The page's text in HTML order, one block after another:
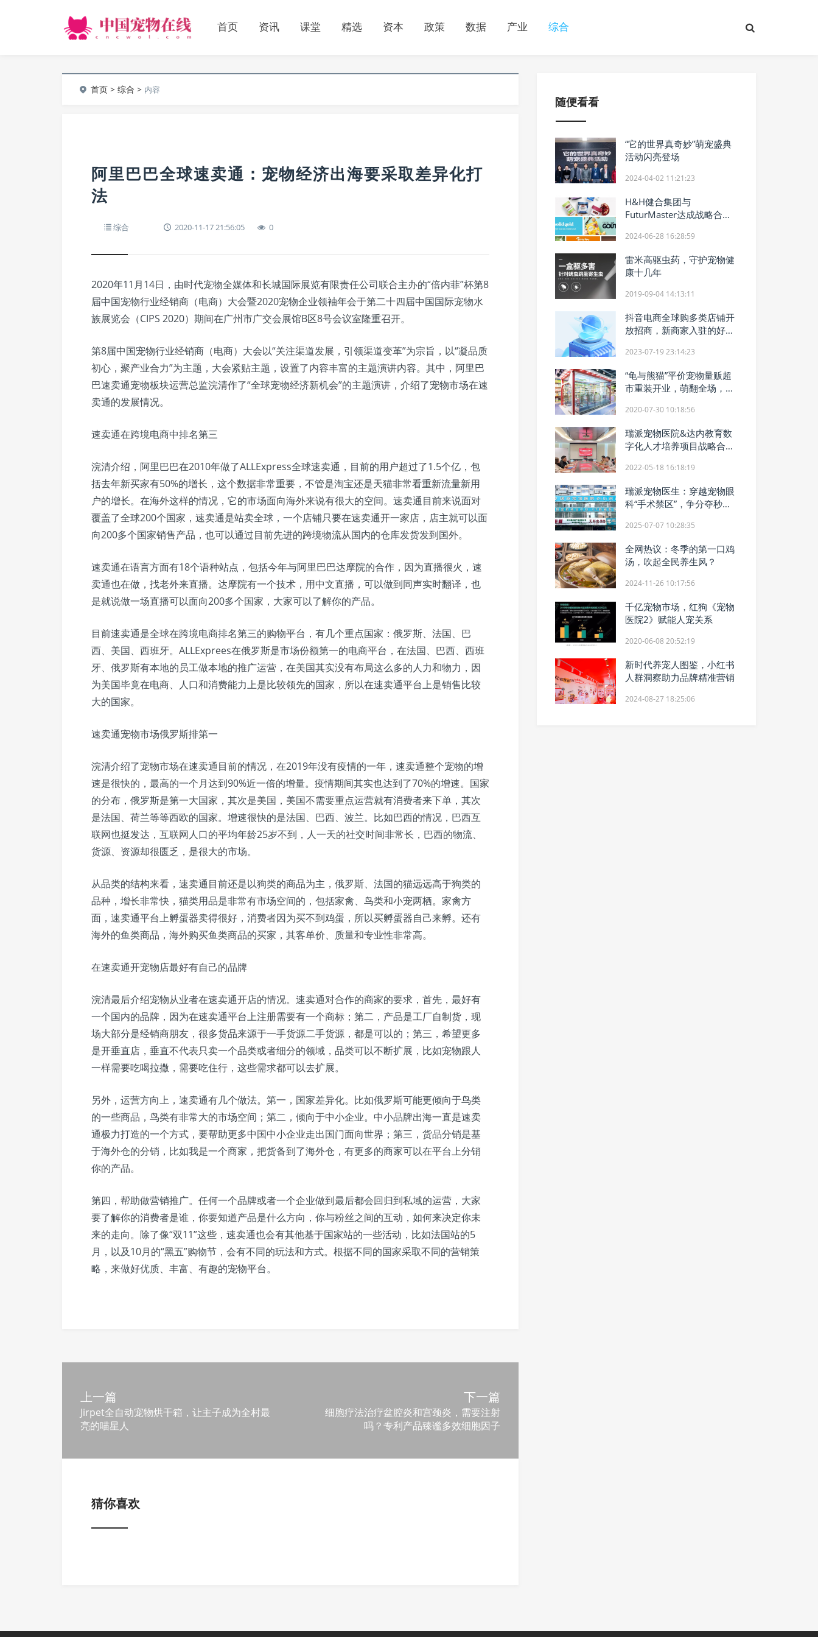
首页 资讯 课堂 精选 资本 政策 数据 产业 综合
首页 >综合 > 内容
阿里巴巴全球速卖通：宠物经济出海要采取差异化打
法
综合 2020-11-17 21:56:05 0
2020年11月14日，由时代宠物全媒体和长城国际展览有限责任公司联合主办的“倍内菲”杯第8
届中国宠物行业经销商（电商）大会暨2020宠物企业领袖年会于第二十四届中国国际宠物水
族展览会（CIPS 2020）期间在广州市广交会展馆B区8号会议室隆重召开。
第8届中国宠物行业经销商（电商）大会以“关注渠道发展，引领渠道变革”为宗旨，以“凝品质
初心，聚产业合力”为主题，大会紧贴主题，设置了内容丰富的主题演讲内容。其中，阿里巴
巴速卖通宠物板块运营总监浣清作了“全球宠物经济新机会”的主题演讲，介绍了宠物市场在速
卖通的发展情况。
速卖通在跨境电商中排名第三
浣清介绍，阿里巴巴在2010年做了ALLExpress全球速卖通，目前的用户超过了1.5个亿，包
括去年新买家有50%的增长，这个数据非常重要，不管是淘宝还是天猫非常看重新流量新用
户的增长。在海外这样的情况，它的市场面向海外来说有很大的空间。速卖通目前来说面对
覆盖了全球200个国家，速卖通是站卖全球，一个店铺只要在速卖通开一家店，店主就可以面
向200多个国家销售产品，也可以通过目前先进的跨境物流从国内的仓库发货发到国外。
速卖通在语言方面有18个语种站点，包括今年与阿里巴巴达摩院的合作，因为直播很火，速
卖通也在做，找老外来直播。达摩院有一个技术，用中文直播，可以做到同声实时翻译，也
是就说做一场直播可以面向200多个国家，大家可以了解你的产品。
目前速卖通是全球在跨境电商排名第三的购物平台，有几个重点国家：俄罗斯、法国、巴
西、美国、西班牙。ALLExprees在俄罗斯是市场份额第一的电商平台，在法国、巴西、西班
牙、俄罗斯有本地的员工做本地的推广运营，在美国其实没有布局这么多的人力和物力，因
为美国毕竟在电商、人口和消费能力上是比较领先的国家，所以在速卖通平台上是销售比较
大的国家。
速卖通宠物市场俄罗斯排第一
浣清介绍了宠物市场在速卖通目前的情况，在2019年没有疫情的一年，速卖通整个宠物的增
速是很快的，最高的一个月达到90%近一倍的增量。疫情期间其实也达到了70%的增速。国家
的分布，俄罗斯是第一大国家，其次是美国，美国不需要重点运营就有消费者来下单，其次
是法国、荷兰等等西欧的国家。增速很快的是法国、巴西、波兰。比如巴西的情况，巴西互
联网也挺发达，互联网人口的平均年龄25岁不到，人一天的社交时间非常长，巴西的物流、
货源、资源却很匮乏，是很大的市场。
从品类的结构来看，速卖通目前还是以狗类的商品为主，俄罗斯、法国的猫远远高于狗类的
品种，增长非常快，猫类用品是非常有市场空间的，包括家禽、鸟类和小宠两栖。家禽方
面，速卖通平台上孵蛋器卖得很好，消费者因为买不到鸡蛋，所以买孵蛋器自己来孵。还有
海外的鱼类商品，海外购买鱼类商品的买家，其客单价、质量和专业性非常高。
在速卖通开宠物店最好有自己的品牌
浣清最后介绍宠物从业者在速卖通开店的情况。速卖通对合作的商家的要求，首先，最好有
一个国内的品牌，因为在速卖通平台上注册需要有一个商标；第二，产品是工厂自制货，现
场大部分是经销商朋友，很多货品来源于一手货源二手货源，都是可以的；第三，希望更多
是开垂直店，垂直不代表只卖一个品类或者细分的领域，品类可以不断扩展，比如宠物跟人
一样需要吃喝拉撒，需要吃住行，这些需求都可以去扩展。
另外，运营方向上，速卖通有几个做法。第一，国家差异化。比如俄罗斯可能更倾向于鸟类
的一些商品，鸟类有非常大的市场空间；第二，倾向于中小企业。中小品牌出海一直是速卖
通极力打造的一个方式，要帮助更多中国中小企业走出国门面向世界；第三，货品分销是基
于海外仓的分销，比如我是一个商家，把货备到了海外仓，有更多的商家可以在平台上分销
你的产品。
第四，帮助做营销推广。任何一个品牌或者一个企业做到最后都会回归到私域的运营，大家
要了解你的消费者是谁，你要知道产品是什么方向，你与粉丝之间的互动，如何来决定你未
来的走向。除了像“双11”这些，速卖通也会有其他基于国家站的一些活动，比如法国站的5
月，以及10月的“黑五”购物节，会有不同的玩法和方式。根据不同的国家采取不同的营销策
略，来做好优质、丰富、有趣的宠物平台。
上一篇
Jirpet全自动宠物烘干箱，让主子成为全村最
亮的喵星人
下一篇
细胞疗法治疗盆腔炎和宫颈炎，需要注射
吗？专利产品臻谧多效细胞因子
猜你喜欢
随便看看
“它的世界真奇妙”萌宠盛典
活动闪亮登场
2024-04-02 11:21:23
H&H健合集团与
FuturMaster达成战略合
2024-06-28 16:28:59
雷米高驱虫药，守护宠物健
康十几年
2019-09-04 14:13:11
抖音电商全球购多类店铺开
放招商，新商家入驻的好时
2023-07-19 23:14:23
“龟与熊猫”平价宠物量贩超
市重装开业，萌翻全场，开
2020-07-30 10:18:56
瑞派宠物医院&达内教育数
字化人才培养项目战略合作
2022-05-18 16:18:19
瑞派宠物医生：穿越宠物眼
科“手术禁区”，争分夺秒镌
2025-07-07 10:28:35
全网热议：冬季的第一口鸡
汤，吹起全民养生风？
2024-11-26 10:17:56
千亿宠物市场，红狗《宠物
医院2》赋能人宠关系
2020-06-08 20:52:19
新时代养宠人图鉴，小红书
人群洞察助力品牌精准营销
2024-08-27 18:25:06